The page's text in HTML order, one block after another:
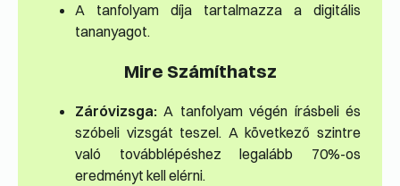
A tanfolyam díja tartalmazza a digitális
tananyagot.
Mire Számíthatsz
Záróvizsga: A tanfolyam végén írásbeli és
szóbeli vizsgát teszel. A következő szintre
való továbblépéshez legalább 70%-os
eredményt kell elérni.